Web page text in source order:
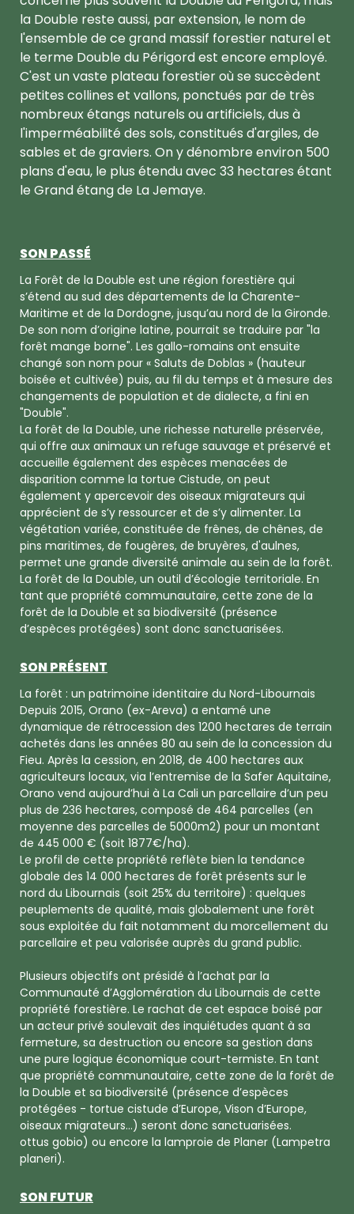
la Double reste aussi, par extension, le nom de
l'ensemble de ce grand massif forestier naturel et
le terme Double du Périgord est encore employé.
C'est un vaste plateau forestier où se succèdent
petites collines et vallons, ponctués par de très
nombreux étangs naturels ou artificiels, dus à
l'imperméabilité des sols, constitués d'argiles, de
sables et de graviers. On y dénombre environ 500
plans d'eau, le plus étendu avec 33 hectares étant
le Grand étang de La Jemaye.
SON PASSÉ
La Forêt de la Double est une région forestière qui
s’étend au sud des départements de la Charente-
Maritime et de la Dordogne, jusqu’au nord de la Gironde.
De son nom d’origine latine, pourrait se traduire par "la
forêt mange borne". Les gallo-romains ont ensuite
changé son nom pour « Saluts de Doblas » (hauteur
boisée et cultivée) puis, au fil du temps et à mesure des
changements de population et de dialecte, a fini en
"Double".
La forêt de la Double, une richesse naturelle préservée,
qui offre aux animaux un refuge sauvage et préservé et
accueille également des espèces menacées de
disparition comme la tortue Cistude, on peut
également y apercevoir des oiseaux migrateurs qui
apprécient de s’y ressourcer et de s’y alimenter. La
végétation variée, constituée de frênes, de chênes, de
pins maritimes, de fougères, de bruyères, d'aulnes,
permet une grande diversité animale au sein de la forêt.
La forêt de la Double, un outil d’écologie territoriale. En
tant que propriété communautaire, cette zone de la
forêt de la Double et sa biodiversité (présence
d’espèces protégées) sont donc sanctuarisées.
SON PRÉSENT
La forêt : un patrimoine identitaire du Nord-Libournais
Depuis 2015, Orano (ex-Areva) a entamé une
dynamique de rétrocession des 1200 hectares de terrain
achetés dans les années 80 au sein de la concession du
Fieu. Après la cession, en 2018, de 400 hectares aux
agriculteurs locaux, via l’entremise de la Safer Aquitaine,
Orano vend aujourd’hui à La Cali un parcellaire d’un peu
plus de 236 hectares, composé de 464 parcelles (en
moyenne des parcelles de 5000m2) pour un montant
de 445 000 € (soit 1877€/ha).
Le profil de cette propriété reflète bien la tendance
globale des 14 000 hectares de forêt présents sur le
nord du Libournais (soit 25% du territoire) : quelques
peuplements de qualité, mais globalement une forêt
sous exploitée du fait notamment du morcellement du
parcellaire et peu valorisée auprès du grand public.
Plusieurs objectifs ont présidé à l’achat par la
Communauté d’Agglomération du Libournais de cette
propriété forestière. Le rachat de cet espace boisé par
un acteur privé soulevait des inquiétudes quant à sa
fermeture, sa destruction ou encore sa gestion dans
une pure logique économique court-termiste. En tant
que propriété communautaire, cette zone de la forêt de
la Double et sa biodiversité (présence d’espèces
protégées - tortue cistude d’Europe, Vison d’Europe,
oiseaux migrateurs…) seront donc sanctuarisées.
ottus gobio) ou encore la lamproie de Planer (Lampetra
planeri).
SON FUTUR